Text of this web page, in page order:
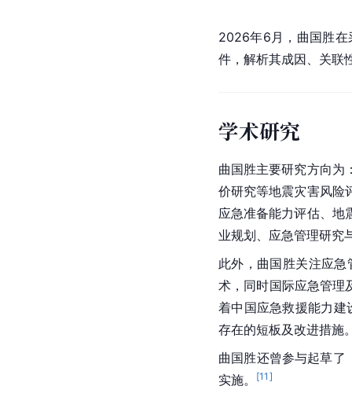
2026年6月，曲国胜在
件，解析其成因、关联
学术研究
曲国胜主要研究方向为
价研究等地震灾害风险
应急准备能力评估、地
业规划、应急管理研究
此外，曲国胜关注应
术，同时国际应急管理
着中国应急救援能力建
存在的短板及改进措施
曲国胜还曾参与起草
实施。
[11 ]